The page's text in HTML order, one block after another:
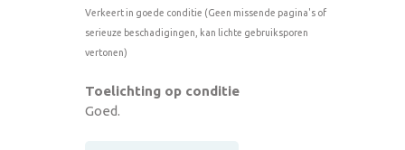
Verkeert in goede conditie (Geen missende pagina's of
serieuze beschadigingen, kan lichte gebruiksporen
vertonen)
Toelichting op conditie
Goed.